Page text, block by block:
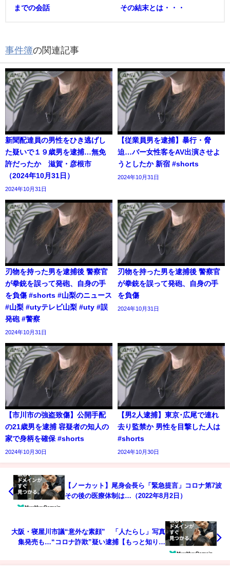
までの会話 その結末とは・・・
事件簿の関連記事
新聞配達員の男性をひき逃げし
た疑いで１９歳男を逮捕…無免
許だったか 滋賀・彦根市
（2024年10月31日）
2024年10月31日
【従業員男を逮捕】暴行・脅
迫…バー女性客をAV出演させよ
うとしたか 新宿 #shorts
2024年10月31日
刃物を持った男を逮捕後 警察官
が拳銃を誤って発砲、自身の手
を負傷 #shorts #山梨のニュース
#山梨 #utyテレビ山梨 #uty #誤
発砲 #警察
2024年10月31日
刃物を持った男を逮捕後 警察官
が拳銃を誤って発砲、自身の手
を負傷
2024年10月31日
【市川市の強盗致傷】公開手配
の21歳男を逮捕 容疑者の知人の
家で身柄を確保 #shorts
2024年10月30日
【男2人逮捕】東京･広尾で連れ
去り監禁か 男性を目撃した人は
#shorts
2024年10月30日
【ノーカット】尾身会長ら「緊急提言」コロナ第7波
その後の医療体制は…（2022年8月2日）
大阪・寝屋川市議“意外な素顔” 「人たらし」写真
集発売も…“コロナ詐欺”疑い逮捕【もっと知りた